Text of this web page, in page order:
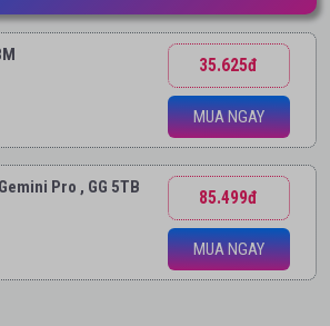
35.625đ
MUA NGAY
Pro , GG 5TB
85.499đ
MUA NGAY